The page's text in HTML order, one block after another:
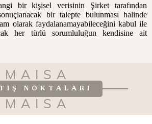
bir kişisel verisinin Şirket tarafından
bir talepte bulunması halinde
olarak faydalanamayabileceğini kabul ile
her türlü sorumluluğun kendisine ait
MAISA
NOKTALARI
MAISA